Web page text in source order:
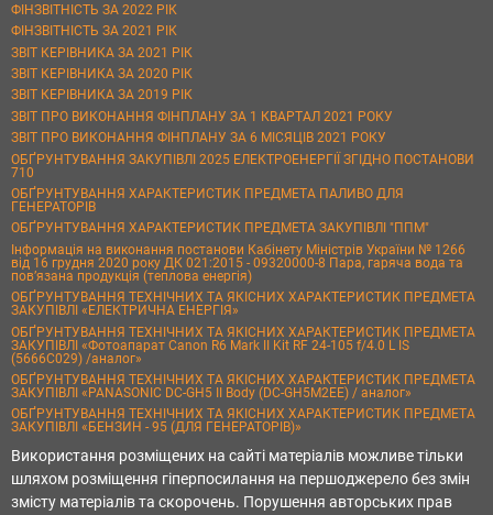
ФІНЗВІТНІСТЬ ЗА 2022 РІК
ФІНЗВІТНІСТЬ ЗА 2021 РІК
ЗВІТ КЕРІВНИКА ЗА 2021 РІК
ЗВІТ КЕРІВНИКА ЗА 2020 РІК
ЗВІТ КЕРІВНИКА ЗА 2019 РІК
ЗВІТ ПРО ВИКОНАННЯ ФІНПЛАНУ ЗА 1 КВАРТАЛ 2021 РОКУ
ЗВІТ ПРО ВИКОНАННЯ ФІНПЛАНУ ЗА 6 МІСЯЦІВ 2021 РОКУ
ОБҐРУНТУВАННЯ ЗАКУПІВЛІ 2025 ЕЛЕКТРОЕНЕРГІЇ ЗГІДНО ПОСТАНОВИ
710
ОБҐРУНТУВАННЯ ХАРАКТЕРИСТИК ПРЕДМЕТА ПАЛИВО ДЛЯ
ГЕНЕРАТОРІВ
ОБҐРУНТУВАННЯ ХАРАКТЕРИСТИК ПРЕДМЕТА ЗАКУПІВЛІ "ППМ"
Інформація на виконання постанови Кабінету Міністрів України № 1266
від 16 грудня 2020 року ДК 021:2015 - 09320000-8 Пара, гаряча вода та
пов’язана продукція (теплова енергія)
ОБҐРУНТУВАННЯ ТЕХНІЧНИХ ТА ЯКІСНИХ ХАРАКТЕРИСТИК ПРЕДМЕТА
ЗАКУПІВЛІ «ЕЛЕКТРИЧНА ЕНЕРГІЯ»
ОБҐРУНТУВАННЯ ТЕХНІЧНИХ ТА ЯКІСНИХ ХАРАКТЕРИСТИК ПРЕДМЕТА
ЗАКУПІВЛІ «Фотоапарат Canon R6 Mark II Kit RF 24-105 f/4.0 L IS
(5666C029) /аналог»
ОБҐРУНТУВАННЯ ТЕХНІЧНИХ ТА ЯКІСНИХ ХАРАКТЕРИСТИК ПРЕДМЕТА
ЗАКУПІВЛІ «PANASONIC DC-GH5 II Body (DC-GH5M2EE) / аналог»
ОБҐРУНТУВАННЯ ТЕХНІЧНИХ ТА ЯКІСНИХ ХАРАКТЕРИСТИК ПРЕДМЕТА
ЗАКУПІВЛІ «БЕНЗИН - 95 (ДЛЯ ГЕНЕРАТОРІВ)»
Використання розміщених на сайті матеріалів можливе тільки
шляхом розміщення гіперпосилання на першоджерело без змін
змісту матеріалів та скорочень. Порушення авторських прав